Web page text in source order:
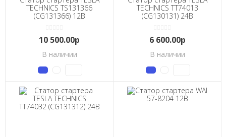
TECHNICS TS131366
(CG131366) 12В
10 500.00р
В наличии
TECHNICS TT74013
(CG130131) 24В
6 600.00р
В наличии